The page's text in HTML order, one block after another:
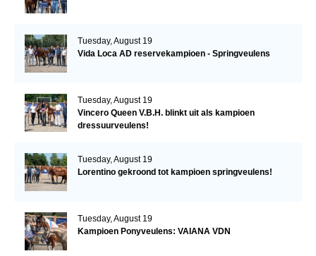
Tuesday, August 19
Vida Loca AD reservekampioen - Springveulens
Tuesday, August 19
Vincero Queen V.B.H. blinkt uit als kampioen
dressuurveulens!
Tuesday, August 19
Lorentino gekroond tot kampioen springveulens!
Tuesday, August 19
Kampioen Ponyveulens: VAIANA VDN